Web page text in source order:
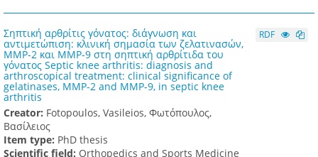
Σηπτική αρθρίτις γόνατος: διάγνωση και
αντιμετώπιση: κλινική σημασία των ζελατινασών,
MMP-2 και MMP-9 στη σηπτική αρθρίτιδα του
γόνατος Septic knee arthritis: diagnosis and
arthroscopical treatment: clinical significance of
gelatinases, MMP-2 and MMP-9, in septic knee
arthritis
Creator: Fotopoulos, Vasileios, Φωτόπουλος,
Βασίλειος
Item type: PhD thesis
Scientific field: Orthopedics and Sports Medicine
RDF